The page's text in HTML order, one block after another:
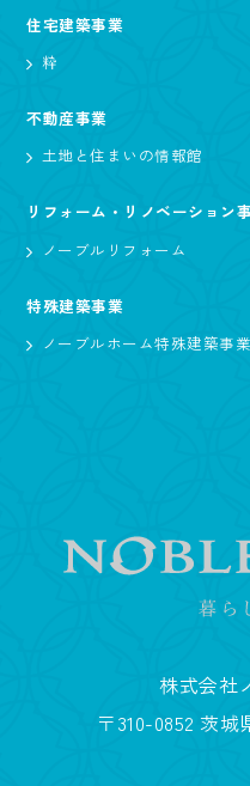
住宅建築事業
粋
不動産事業
土地と住まいの情報館
リフォーム・リノベーション
ノーブルリフォーム
特殊建築事業
ノーブルホーム特殊建築事
株式会社
〒310-0852 茨城